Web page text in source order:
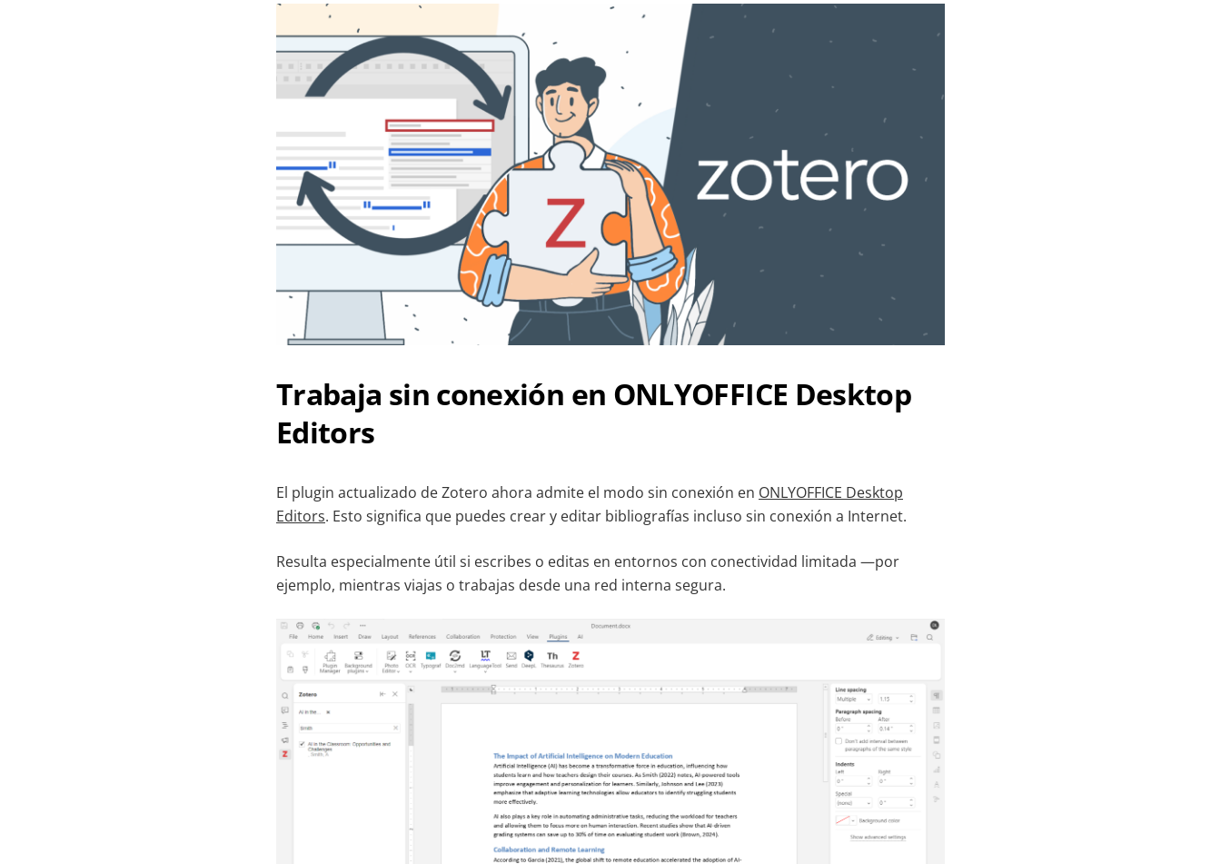
Trabaja sin conexión en ONLYOFFICE Desktop
Editors
El plugin actualizado de Zotero ahora admite el modo sin conexión en ONLYOFFICE Desktop
Editors. Esto significa que puedes crear y editar bibliografías incluso sin conexión a Internet.
Resulta especialmente útil si escribes o editas en entornos con conectividad limitada —por
ejemplo, mientras viajas o trabajas desde una red interna segura.